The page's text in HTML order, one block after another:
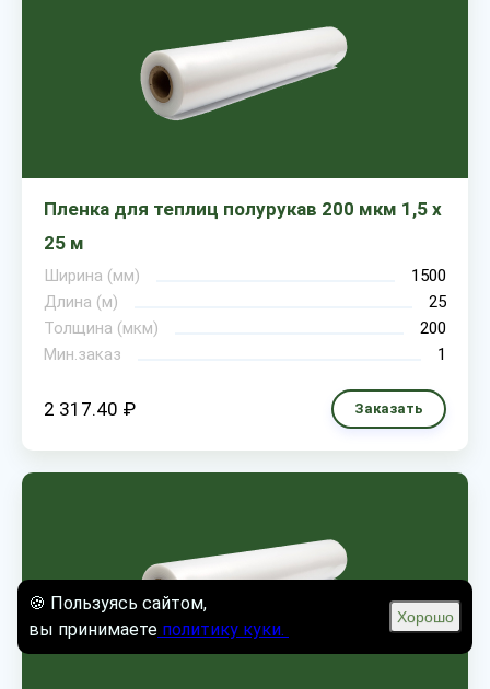
Пленка для теплиц полурукав 200 мкм 1,5 х
25 м
Ширина (мм)
1500
Длина (м)
25
Толщина (мкм)
200
Мин.заказ
1
2 317.40 ₽ Заказать
🍪 Пользуясь сайтом,
вы принимаете политику куки.
Хорошо